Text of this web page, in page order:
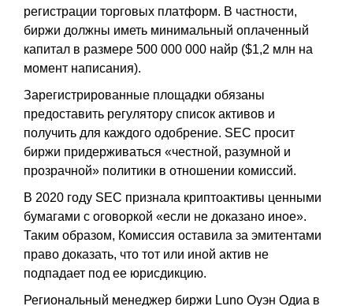
регистрации торговых платформ. В частности,
биржи должны иметь минимальный оплаченный
капитал в размере 500 000 000 найр ($1,2 млн на
момент написания).
Зарегистрированные площадки обязаны
предоставить регулятору список активов и
получить для каждого одобрение. SEC просит
биржи придерживаться «честной, разумной и
прозрачной» политики в отношении комиссий.
В 2020 году SEC признала криптоактивы ценными
бумагами с оговоркой «если не доказано иное».
Таким образом, Комиссия оставила за эмитентами
право доказать, что тот или иной актив не
подпадает под ее юрисдикцию.
Региональный менеджер биржи Luno Оуэн Одиа в